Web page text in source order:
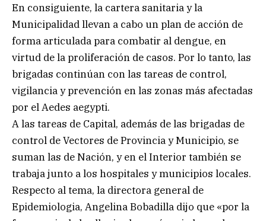
En consiguiente, la cartera sanitaria y la
Municipalidad llevan a cabo un plan de acción de
forma articulada para combatir al dengue, en
virtud de la proliferación de casos. Por lo tanto, las
brigadas continúan con las tareas de control,
vigilancia y prevención en las zonas más afectadas
por el Aedes aegypti.
A las tareas de Capital, además de las brigadas de
control de Vectores de Provincia y Municipio, se
suman las de Nación, y en el Interior también se
trabaja junto a los hospitales y municipios locales.
Respecto al tema, la directora general de
Epidemiologia, Angelina Bobadilla dijo que «por la